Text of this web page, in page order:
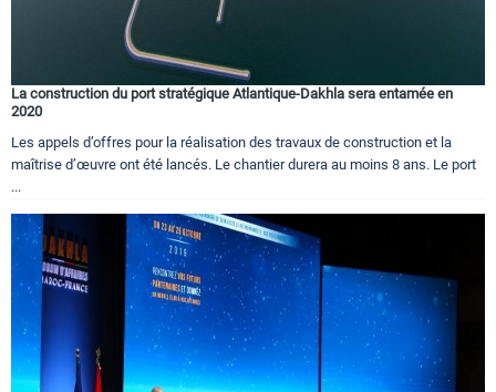
La construction du port stratégique Atlantique-Dakhla sera entamée en
2020
Les appels d’offres pour la réalisation des travaux de construction et la
maîtrise d’œuvre ont été lancés. Le chantier durera au moins 8 ans. Le port
...